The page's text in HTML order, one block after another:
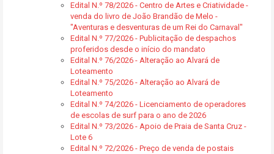
Edital N.º 78/2026 - Centro de Artes e Criatividade -
venda do livro de João Brandão de Melo -
"Aventuras e desventuras de um Rei do Carnaval"
Edital N.º 77/2026 - Publicitação de despachos
proferidos desde o início do mandato
Edital N.º 76/2026 - Alteração ao Alvará de
Loteamento
Edital N.º 75/2026 - Alteração ao Alvará de
Loteamento
Edital N.º 74/2026 - Licenciamento de operadores
de escolas de surf para o ano de 2026
Edital N.º 73/2026 - Apoio de Praia de Santa Cruz -
Lote 6
Edital N.º 72/2026 - Preço de venda de postais